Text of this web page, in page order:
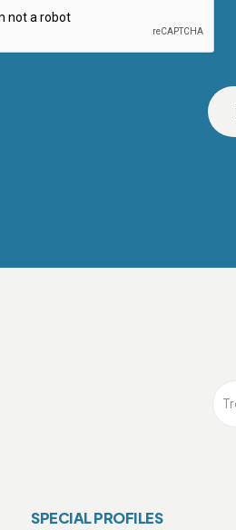
SPECIAL PROFILES